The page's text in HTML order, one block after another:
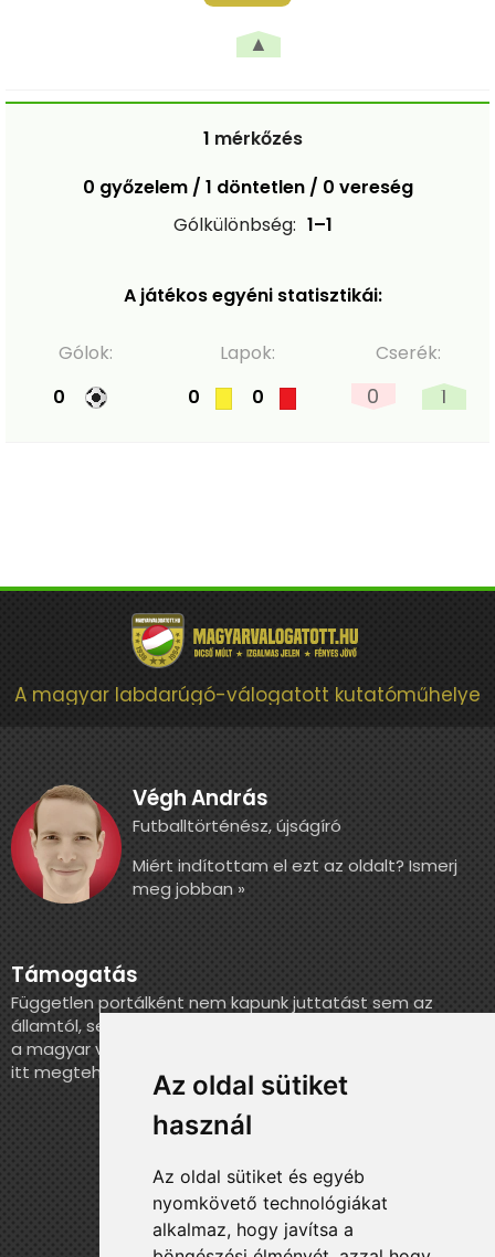
Az oldal sütiket
használ
Az oldal sütiket és egyéb
nyomkövető technológiákat
alkalmaz, hogy javítsa a
▲
1 mérkőzés
0 győzelem / 1 döntetlen / 0 vereség
Gólkülönbség: 1–1
A játékos egyéni statisztikái:
Gólok:
0
Lapok:
0
0
Cserék:
0 1
A magyar labdarúgó-válogatott kutatóműhelye
Végh András
Futballtörténész, újságíró
Miért indítottam el ezt az oldalt? Ismerj
meg jobban »
Támogatás
Független portálként nem kapunk juttatást sem az
államtól, sem más szervezettől. Ha szeretnél segíteni
a magyar válogatott történelmének feldolgozásában,
itt megteheted.